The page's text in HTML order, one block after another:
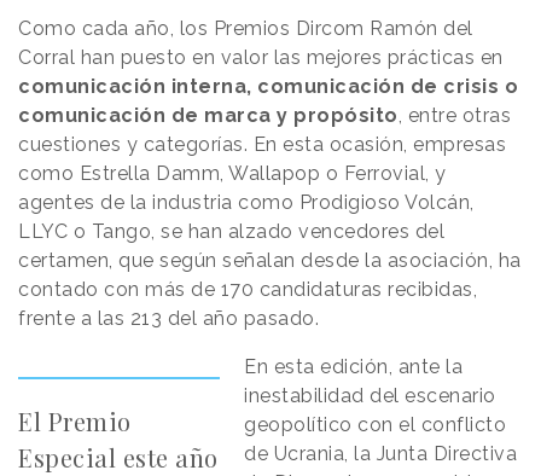
Como cada año, los Premios Dircom Ramón del
Corral han puesto en valor las mejores prácticas en
comunicación interna, comunicación de crisis o
comunicación de marca y propósito, entre otras
cuestiones y categorías. En esta ocasión, empresas
como Estrella Damm, Wallapop o Ferrovial, y
agentes de la industria como Prodigioso Volcán,
LLYC o Tango, se han alzado vencedores del
certamen, que según señalan desde la asociación, ha
contado con más de 170 candidaturas recibidas,
frente a las 213 del año pasado.
El Premio
Especial este año
En esta edición, ante la
inestabilidad del escenario
geopolítico con el conflicto
de Ucrania, la Junta Directiva